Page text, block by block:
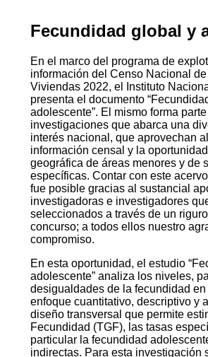
Estructura y características
sociodemográficas de la
QR:
Fecundidad global y
En el marco del programa de
información del Censo Nacional de
Viviendas 2022, el Instituto
presenta el documento
adolescente”. El mismo forma
investigaciones que abarca una
interés nacional, que aprovechan
información censal y la
geográfica de áreas menores y de
específicas. Contar con este
fue posible gracias al sustancial
investigadoras e investigadores
seleccionados a través de un
concurso; a todos ellos nuestro
compromiso.